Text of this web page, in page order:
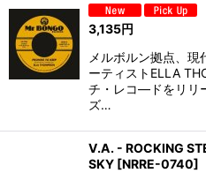
3,135円
メルボルン拠点、
ーティストELLA
チ・レコ―ドをリリ
ズ…
V.A. - ROCKING
SKY [NRRE-0740]